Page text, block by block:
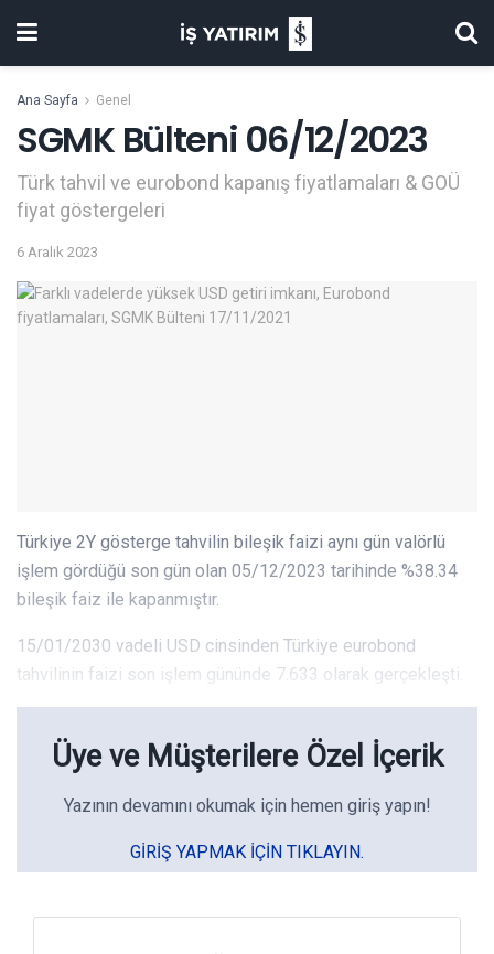
Ana Sayfa Genel
SGMK Bülteni 06/12/2023
Türk tahvil ve eurobond kapanış fiyatlamaları & GOÜ
fiyat göstergeleri
6 Aralık 2023
Türkiye 2Y gösterge tahvilin bileşik faizi aynı gün valörlü
işlem gördüğü son gün olan 05/12/2023 tarihinde %38.34
bileşik faiz ile kapanmıştır.
15/01/2030 vadeli USD cinsinden Türkiye eurobond
tahvilinin faizi son işlem gününde 7.633 olarak gerçekleşti.
Üye ve Müşterilere Özel İçerik
Yazının devamını okumak için hemen giriş yapın!
GIRIŞ YAPMAK IÇIN TIKLAYIN.